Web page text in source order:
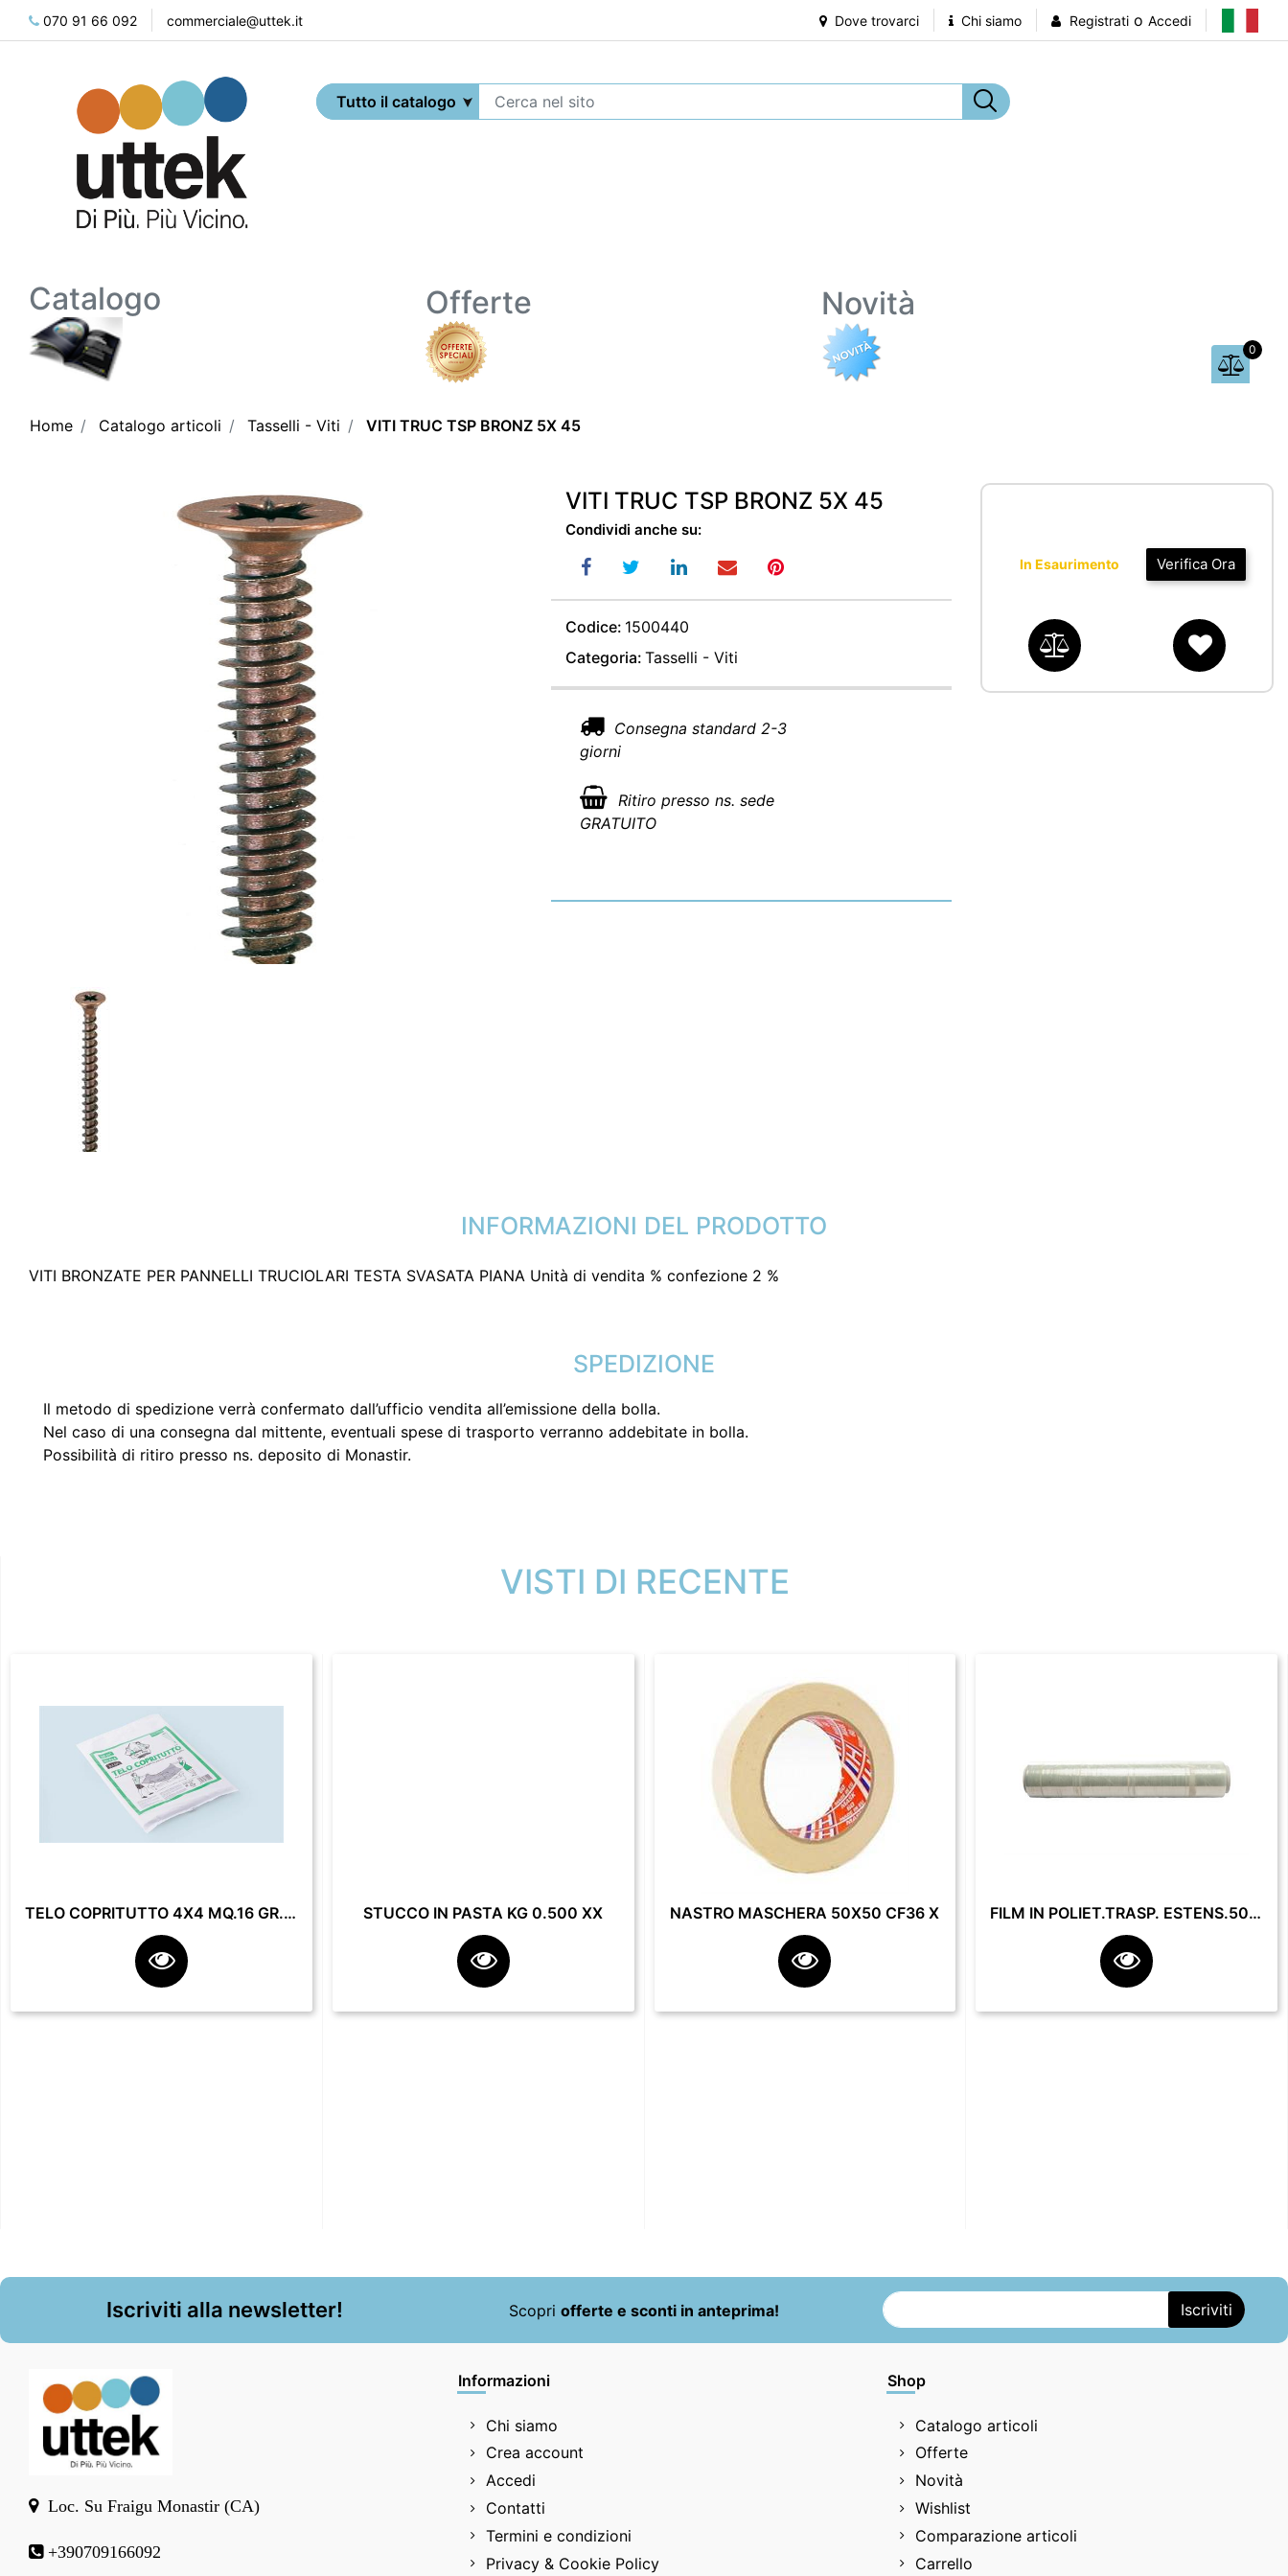
070 91 66 092 commerciale@uttek.it Dove trovarci Chi siamo Registrati o Accedi
Catalogo Offerte Novità
0
Home Catalogo articoli Tasselli - Viti VITI TRUC TSP BRONZ 5X 45
VITI TRUC TSP BRONZ 5X 45
Condividi anche su:
Codice: 1500440
Categoria: Tasselli - Viti
Consegna standard 2-3
giorni
Ritiro presso ns. sede
GRATUITO
Verifica Ora
In Esaurimento
INFORMAZIONI DEL PRODOTTO
VITI BRONZATE PER PANNELLI TRUCIOLARI TESTA SVASATA PIANA Unità di vendita % confezione 2 %
SPEDIZIONE
Il metodo di spedizione verrà confermato dall’ufficio vendita all’emissione della bolla.
Nel caso di una consegna dal mittente, eventuali spese di trasporto verranno addebitate in bolla.
Possibilità di ritiro presso ns. deposito di Monastir.
VISTI DI RECENTE
TELO COPRITUTTO 4X4 MQ.16 GR. 200** STUCCO IN PASTA KG 0.500 XX NASTRO MASCHERA 50X50 CF36 X FILM IN POLIET.TRASP. ESTENS.50 CM 23 MY 2.2 KG **
Iscriviti alla newsletter! Scopri offerte e sconti in anteprima!
Loc. Su Fraigu Monastir (CA)
+390709166092
Informazioni
Chi siamo
Crea account
Accedi
Contatti
Termini e condizioni
Privacy & Cookie Policy
Shop
Catalogo articoli
Offerte
Novità
Wishlist
Comparazione articoli
Carrello